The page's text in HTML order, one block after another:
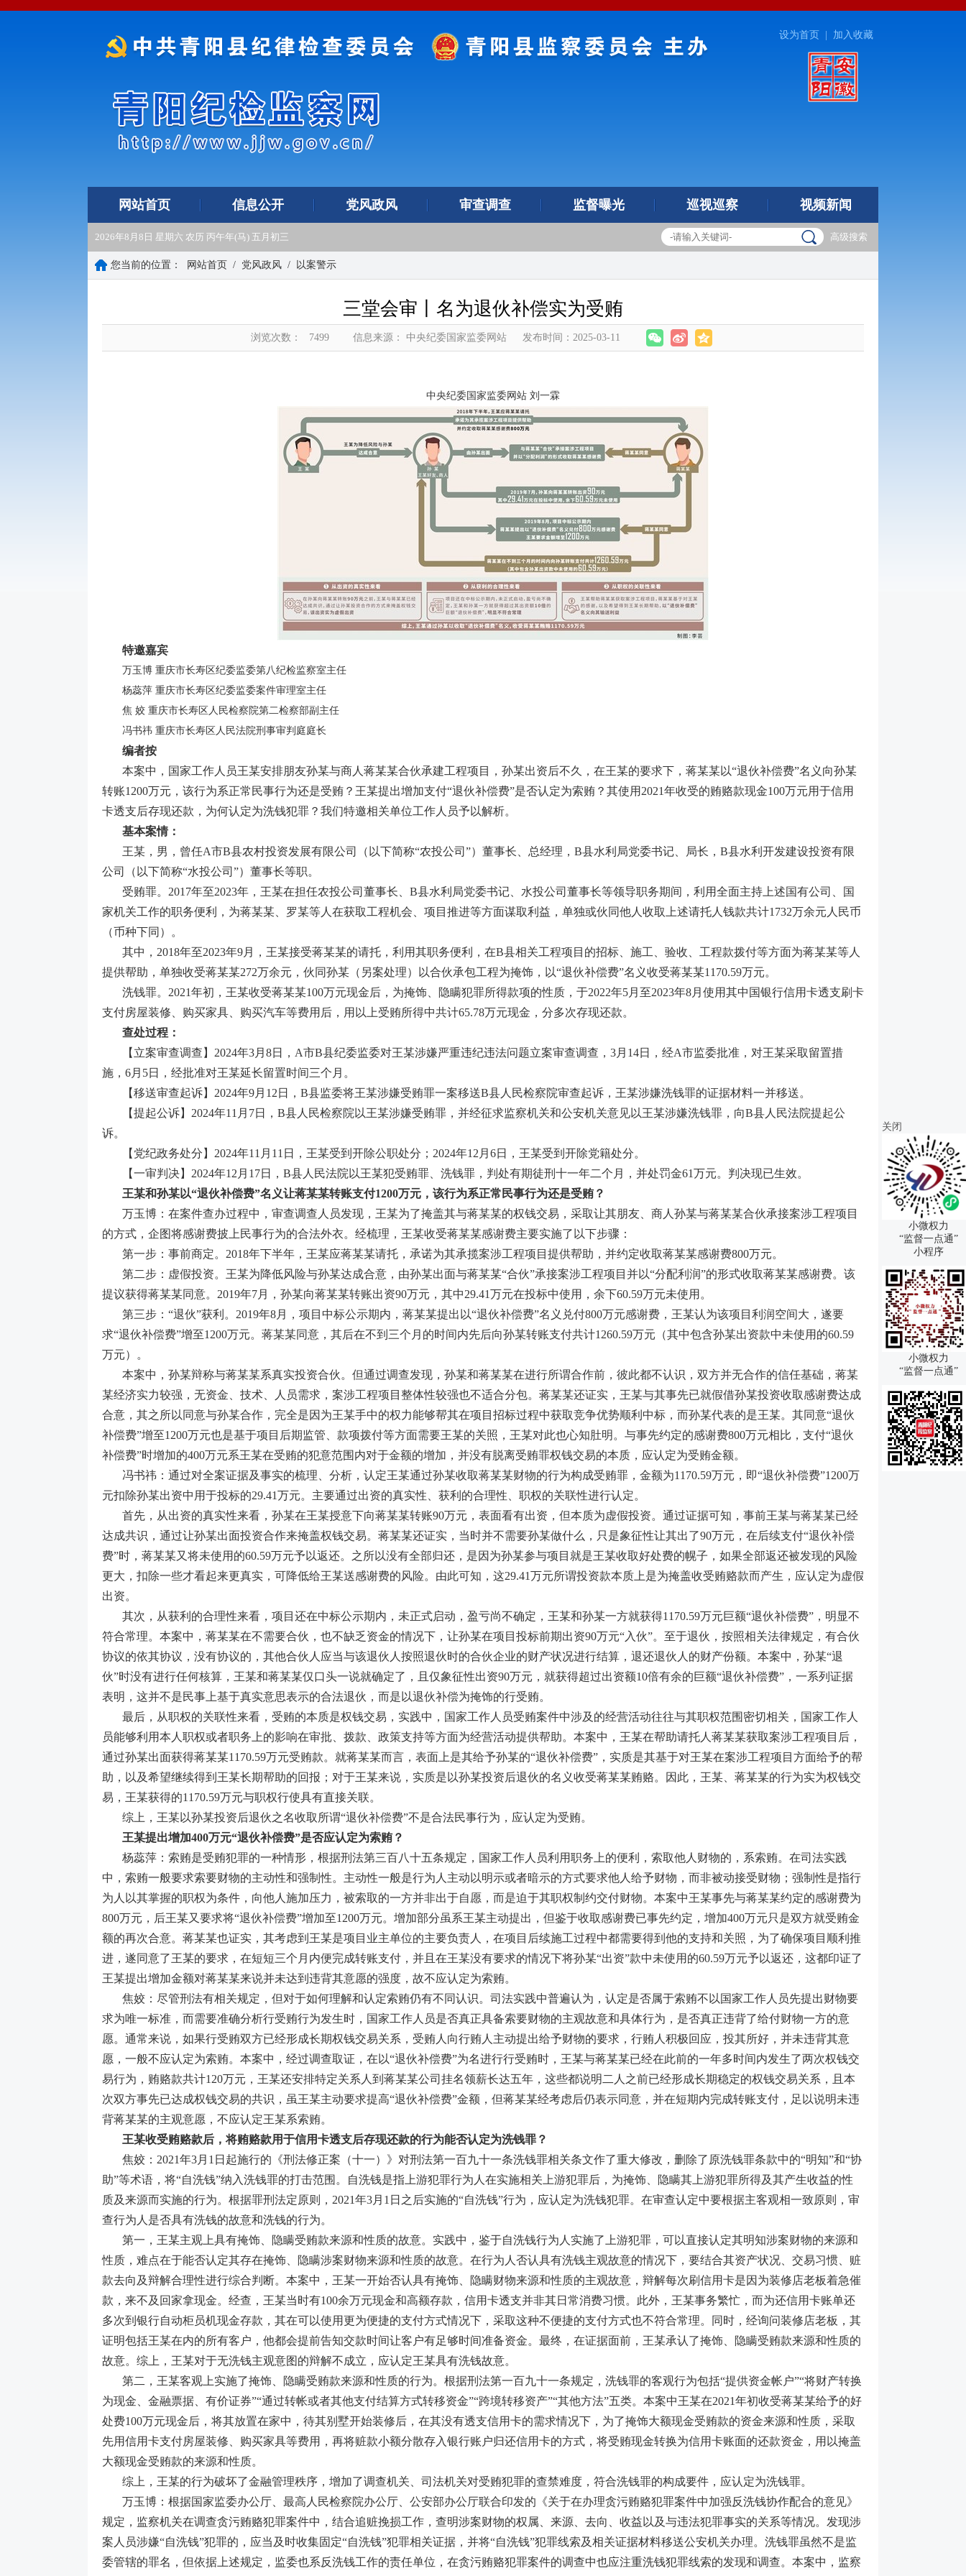
设为首页 加入收藏
网站首页 信息公开 党风政风 审查调查 监督曝光 巡视巡察 视频新闻
2026年8月8日 星期六 农历 丙午年(马) 五月初三 高级搜索
您当前的位置： 网站首页 / 党风政风 / 以案警示
三堂会审丨名为退伙补偿实为受贿
浏览次数： 7499 信息来源： 中央纪委国家监委网站 发布时间：2025-03-11
中央纪委国家监委网站 刘一霖
特邀嘉宾
万玉博 重庆市长寿区纪委监委第八纪检监察室主任
杨蕊萍 重庆市长寿区纪委监委案件审理室主任
焦 姣 重庆市长寿区人民检察院第二检察部副主任
冯书祎 重庆市长寿区人民法院刑事审判庭庭长
编者按
本案中，国家工作人员王某安排朋友孙某与商人蒋某某合伙承建工程项目，孙某出资后不久，在王某的要求下，蒋某某以“退伙补偿费”名义向孙某
转账1200万元，该行为系正常民事行为还是受贿？王某提出增加支付“退伙补偿费”是否认定为索贿？其使用2021年收受的贿赂款现金100万元用于信用
卡透支后存现还款，为何认定为洗钱犯罪？我们特邀相关单位工作人员予以解析。
基本案情：
王某，男，曾任A市B县农村投资发展有限公司（以下简称“农投公司”）董事长、总经理，B县水利局党委书记、局长，B县水利开发建设投资有限
公司（以下简称“水投公司”）董事长等职。
受贿罪。2017年至2023年，王某在担任农投公司董事长、B县水利局党委书记、水投公司董事长等领导职务期间，利用全面主持上述国有公司、国
家机关工作的职务便利，为蒋某某、罗某等人在获取工程机会、项目推进等方面谋取利益，单独或伙同他人收取上述请托人钱款共计1732万余元人民币
（币种下同）。
其中，2018年至2023年9月，王某接受蒋某某的请托，利用其职务便利，在B县相关工程项目的招标、施工、验收、工程款拨付等方面为蒋某某等人
提供帮助，单独收受蒋某某272万余元，伙同孙某（另案处理）以合伙承包工程为掩饰，以“退伙补偿费”名义收受蒋某某1170.59万元。
洗钱罪。2021年初，王某收受蒋某某100万元现金后，为掩饰、隐瞒犯罪所得款项的性质，于2022年5月至2023年8月使用其中国银行信用卡透支刷卡
支付房屋装修、购买家具、购买汽车等费用后，用以上受贿所得中共计65.78万元现金，分多次存现还款。
查处过程：
【立案审查调查】2024年3月8日，A市B县纪委监委对王某涉嫌严重违纪违法问题立案审查调查，3月14日，经A市监委批准，对王某采取留置措
施，6月5日，经批准对王某延长留置时间三个月。
【移送审查起诉】2024年9月12日，B县监委将王某涉嫌受贿罪一案移送B县人民检察院审查起诉，王某涉嫌洗钱罪的证据材料一并移送。
【提起公诉】2024年11月7日，B县人民检察院以王某涉嫌受贿罪，并经征求监察机关和公安机关意见以王某涉嫌洗钱罪，向B县人民法院提起公
诉。
【党纪政务处分】2024年11月11日，王某受到开除公职处分；2024年12月6日，王某受到开除党籍处分。
【一审判决】2024年12月17日，B县人民法院以王某犯受贿罪、洗钱罪，判处有期徒刑十一年二个月，并处罚金61万元。判决现已生效。
王某和孙某以“退伙补偿费”名义让蒋某某转账支付1200万元，该行为系正常民事行为还是受贿？
万玉博：在案件查办过程中，审查调查人员发现，王某为了掩盖其与蒋某某的权钱交易，采取让其朋友、商人孙某与蒋某某合伙承接案涉工程项目
的方式，企图将感谢费披上民事行为的合法外衣。经梳理，王某收受蒋某某感谢费主要实施了以下步骤：
第一步：事前商定。2018年下半年，王某应蒋某某请托，承诺为其承揽案涉工程项目提供帮助，并约定收取蒋某某感谢费800万元。
第二步：虚假投资。王某为降低风险与孙某达成合意，由孙某出面与蒋某某“合伙”承接案涉工程项目并以“分配利润”的形式收取蒋某某感谢费。该
提议获得蒋某某同意。2019年7月，孙某向蒋某某转账出资90万元，其中29.41万元在投标中使用，余下60.59万元未使用。
第三步：“退伙”获利。2019年8月，项目中标公示期内，蒋某某提出以“退伙补偿费”名义兑付800万元感谢费，王某认为该项目利润空间大，遂要
求“退伙补偿费”增至1200万元。蒋某某同意，其后在不到三个月的时间内先后向孙某转账支付共计1260.59万元（其中包含孙某出资款中未使用的60.59
万元）。
本案中，孙某辩称与蒋某某系真实投资合伙。但通过调查发现，孙某和蒋某某在进行所谓合作前，彼此都不认识，双方并无合作的信任基础，蒋某
某经济实力较强，无资金、技术、人员需求，案涉工程项目整体性较强也不适合分包。蒋某某还证实，王某与其事先已就假借孙某投资收取感谢费达成
合意，其之所以同意与孙某合作，完全是因为王某手中的权力能够帮其在项目招标过程中获取竞争优势顺利中标，而孙某代表的是王某。其同意“退伙
补偿费”增至1200万元也是基于项目后期监管、款项拨付等方面需要王某的关照，王某对此也心知肚明。与事先约定的感谢费800万元相比，支付“退伙
补偿费”时增加的400万元系王某在受贿的犯意范围内对于金额的增加，并没有脱离受贿罪权钱交易的本质，应认定为受贿金额。
冯书祎：通过对全案证据及事实的梳理、分析，认定王某通过孙某收取蒋某某财物的行为构成受贿罪，金额为1170.59万元，即“退伙补偿费”1200万
元扣除孙某出资中用于投标的29.41万元。主要通过出资的真实性、获利的合理性、职权的关联性进行认定。
首先，从出资的真实性来看，孙某在王某授意下向蒋某某转账90万元，表面看有出资，但本质为虚假投资。通过证据可知，事前王某与蒋某某已经
达成共识，通过让孙某出面投资合作来掩盖权钱交易。蒋某某还证实，当时并不需要孙某做什么，只是象征性让其出了90万元，在后续支付“退伙补偿
费”时，蒋某某又将未使用的60.59万元予以返还。之所以没有全部归还，是因为孙某参与项目就是王某收取好处费的幌子，如果全部返还被发现的风险
更大，扣除一些才看起来更真实，可降低给王某送感谢费的风险。由此可知，这29.41万元所谓投资款本质上是为掩盖收受贿赂款而产生，应认定为虚假
出资。
其次，从获利的合理性来看，项目还在中标公示期内，未正式启动，盈亏尚不确定，王某和孙某一方就获得1170.59万元巨额“退伙补偿费”，明显不
符合常理。本案中，蒋某某在不需要合伙，也不缺乏资金的情况下，让孙某在项目投标前期出资90万元“入伙”。至于退伙，按照相关法律规定，有合伙
协议的依其协议，没有协议的，其他合伙人应当与该退伙人按照退伙时的合伙企业的财产状况进行结算，退还退伙人的财产份额。本案中，孙某“退
伙”时没有进行任何核算，王某和蒋某某仅口头一说就确定了，且仅象征性出资90万元，就获得超过出资额10倍有余的巨额“退伙补偿费”，一系列证据
表明，这并不是民事上基于真实意思表示的合法退伙，而是以退伙补偿为掩饰的行受贿。
最后，从职权的关联性来看，受贿的本质是权钱交易，实践中，国家工作人员受贿案件中涉及的经营活动往往与其职权范围密切相关，国家工作人
员能够利用本人职权或者职务上的影响在审批、拨款、政策支持等方面为经营活动提供帮助。本案中，王某在帮助请托人蒋某某获取案涉工程项目后，
通过孙某出面获得蒋某某1170.59万元受贿款。就蒋某某而言，表面上是其给予孙某的“退伙补偿费”，实质是其基于对王某在案涉工程项目方面给予的帮
助，以及希望继续得到王某长期帮助的回报；对于王某来说，实质是以孙某投资后退伙的名义收受蒋某某贿赂。因此，王某、蒋某某的行为实为权钱交
易，王某获得的1170.59万元与职权行使具有直接关联。
综上，王某以孙某投资后退伙之名收取所谓“退伙补偿费”不是合法民事行为，应认定为受贿。
王某提出增加400万元“退伙补偿费”是否应认定为索贿？
杨蕊萍：索贿是受贿犯罪的一种情形，根据刑法第三百八十五条规定，国家工作人员利用职务上的便利，索取他人财物的，系索贿。在司法实践
中，索贿一般要求索要财物的主动性和强制性。主动性一般是行为人主动以明示或者暗示的方式要求他人给予财物，而非被动接受财物；强制性是指行
为人以其掌握的职权为条件，向他人施加压力，被索取的一方并非出于自愿，而是迫于其职权制约交付财物。本案中王某事先与蒋某某约定的感谢费为
800万元，后王某又要求将“退伙补偿费”增加至1200万元。增加部分虽系王某主动提出，但鉴于收取感谢费已事先约定，增加400万元只是双方就受贿金
额的再次合意。蒋某某也证实，其考虑到王某是项目业主单位的主要负责人，在项目后续施工过程中都需要得到他的支持和关照，为了确保项目顺利推
进，遂同意了王某的要求，在短短三个月内便完成转账支付，并且在王某没有要求的情况下将孙某“出资”款中未使用的60.59万元予以返还，这都印证了
王某提出增加金额对蒋某某来说并未达到违背其意愿的强度，故不应认定为索贿。
焦姣：尽管刑法有相关规定，但对于如何理解和认定索贿仍有不同认识。司法实践中普遍认为，认定是否属于索贿不以国家工作人员先提出财物要
求为唯一标准，而需要准确分析行受贿行为发生时，国家工作人员是否真正具备索要财物的主观故意和具体行为，是否真正违背了给付财物一方的意
愿。通常来说，如果行受贿双方已经形成长期权钱交易关系，受贿人向行贿人主动提出给予财物的要求，行贿人积极回应，投其所好，并未违背其意
愿，一般不应认定为索贿。本案中，经过调查取证，在以“退伙补偿费”为名进行行受贿时，王某与蒋某某已经在此前的一年多时间内发生了两次权钱交
易行为，贿赂款共计120万元，王某还安排特定关系人到蒋某某公司挂名领薪长达五年，这些都说明二人之前已经形成长期稳定的权钱交易关系，且本
次双方事先已达成权钱交易的共识，虽王某主动要求提高“退伙补偿费”金额，但蒋某某经考虑后仍表示同意，并在短期内完成转账支付，足以说明未违
背蒋某某的主观意愿，不应认定王某系索贿。
王某收受贿赂款后，将贿赂款用于信用卡透支后存现还款的行为能否认定为洗钱罪？
焦姣：2021年3月1日起施行的《刑法修正案（十一）》对刑法第一百九十一条洗钱罪相关条文作了重大修改，删除了原洗钱罪条款中的“明知”和“协
助”等术语，将“自洗钱”纳入洗钱罪的打击范围。自洗钱是指上游犯罪行为人在实施相关上游犯罪后，为掩饰、隐瞒其上游犯罪所得及其产生收益的性
质及来源而实施的行为。根据罪刑法定原则，2021年3月1日之后实施的“自洗钱”行为，应认定为洗钱犯罪。在审查认定中要根据主客观相一致原则，审
查行为人是否具有洗钱的故意和洗钱的行为。
第一，王某主观上具有掩饰、隐瞒受贿款来源和性质的故意。实践中，鉴于自洗钱行为人实施了上游犯罪，可以直接认定其明知涉案财物的来源和
性质，难点在于能否认定其存在掩饰、隐瞒涉案财物来源和性质的故意。在行为人否认具有洗钱主观故意的情况下，要结合其资产状况、交易习惯、赃
款去向及辩解合理性进行综合判断。本案中，王某一开始否认具有掩饰、隐瞒财物来源和性质的主观故意，辩解每次刷信用卡是因为装修店老板着急催
款，来不及回家拿现金。经查，王某当时有100余万元现金和高额存款，信用卡透支并非其日常消费习惯。此外，王某事务繁忙，而为还信用卡账单还
多次到银行自动柜员机现金存款，其在可以使用更为便捷的支付方式情况下，采取这种不便捷的支付方式也不符合常理。同时，经询问装修店老板，其
证明包括王某在内的所有客户，他都会提前告知交款时间让客户有足够时间准备资金。最终，在证据面前，王某承认了掩饰、隐瞒受贿款来源和性质的
故意。综上，王某对于无洗钱主观意图的辩解不成立，应认定王某具有洗钱故意。
第二，王某客观上实施了掩饰、隐瞒受贿款来源和性质的行为。根据刑法第一百九十一条规定，洗钱罪的客观行为包括“提供资金帐户”“将财产转换
为现金、金融票据、有价证券”“通过转帐或者其他支付结算方式转移资金”“跨境转移资产”“其他方法”五类。本案中王某在2021年初收受蒋某某给予的好
处费100万元现金后，将其放置在家中，待其别墅开始装修后，在其没有透支信用卡的需求情况下，为了掩饰大额现金受贿款的资金来源和性质，采取
先用信用卡支付房屋装修、购买家具等费用，再将赃款小额分散存入银行账户归还信用卡的方式，将受贿现金转换为信用卡账面的还款资金，用以掩盖
大额现金受贿款的来源和性质。
综上，王某的行为破坏了金融管理秩序，增加了调查机关、司法机关对受贿犯罪的查禁难度，符合洗钱罪的构成要件，应认定为洗钱罪。
万玉博：根据国家监委办公厅、最高人民检察院办公厅、公安部办公厅联合印发的《关于在办理贪污贿赂犯罪案件中加强反洗钱协作配合的意见》
规定，监察机关在调查贪污贿赂犯罪案件中，结合追赃挽损工作，查明涉案财物的权属、来源、去向、收益以及与违法犯罪事实的关系等情况。发现涉
案人员涉嫌“自洗钱”犯罪的，应当及时收集固定“自洗钱”犯罪相关证据，并将“自洗钱”犯罪线索及相关证据材料移送公安机关办理。洗钱罪虽然不是监
委管辖的罪名，但依据上述规定，监委也系反洗钱工作的责任单位，在贪污贿赂犯罪案件的调查中也应注重洗钱犯罪线索的发现和调查。本案中，监察
关闭
小微权力
“监督一点通”
小程序
小微权力
“监督一点通”